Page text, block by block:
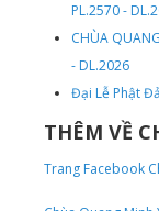
PL.2570 -
CHÙA
- DL.2026
Đại Lễ Phật
THÊM VỀ
Trang Facebook